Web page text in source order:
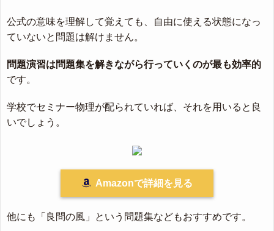
公式の意味を理解して覚えても、自由に使える状態になっ
ていないと問題は解けません。
問題演習は問題集を解きながら行っていくのが最も効率的
です。
学校でセミナー物理が配られていれば、それを用いると良
いでしょう。
Amazonで詳細を見る
他にも「良問の風」という問題集などもおすすめです。